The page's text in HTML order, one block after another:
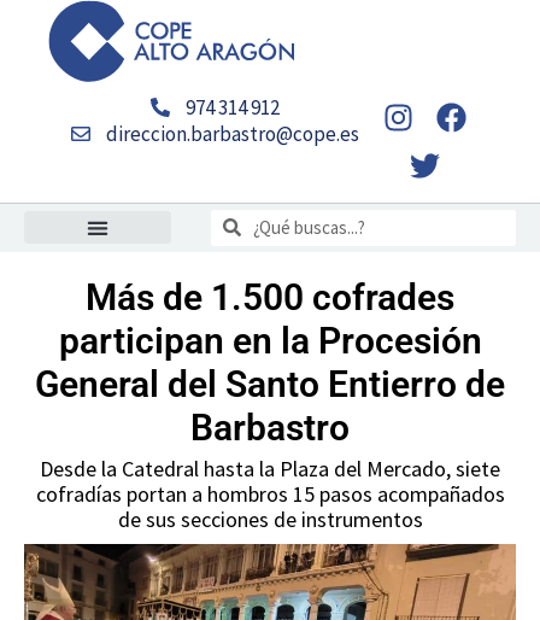
contenido
974 314 912
direccion.barbastro@cope.es
I
n
s
t
r
a
m
F
a
e
o
k
T
w
i
t
r
BuscarBuscar
Más de 1.500 cofrades
participan en la Procesión
General del Santo Entierro de
Barbastro
Desde la Catedral hasta la Plaza del Mercado, siete
cofradías portan a hombros 15 pasos acompañados
de sus secciones de instrumentos